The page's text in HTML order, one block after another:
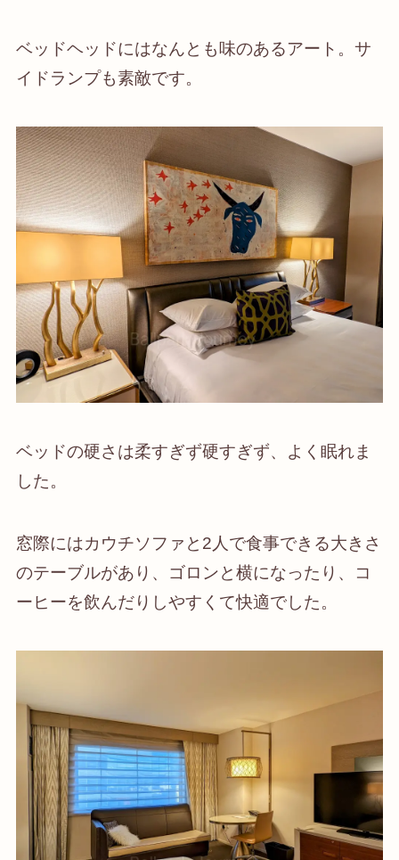
ベッドヘッドにはなんとも味のあるアート。サ
イドランプも素敵です。
ベッドの硬さは柔すぎず硬すぎず、よく眠れま
した。
窓際にはカウチソファと2人で食事できる大きさ
のテーブルがあり、ゴロンと横になったり、コ
ーヒーを飲んだりしやすくて快適でした。